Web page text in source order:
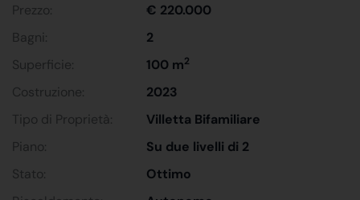
Prezzo:
€ 220.000
Bagni:
2
Superficie:
100 m2
Costruzione:
2023
Tipo di Proprietà:
Villetta Bifamiliare
Piano:
Su due livelli di 2
Stato:
Ottimo